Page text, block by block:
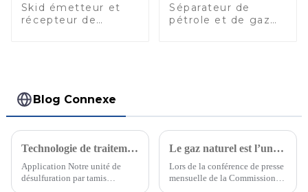
Skid émetteur et
récepteur de
Séparateur de
pétrole et de gaz
Blog Connexe
Technologie de traitement du gaz naturel par tamis moléculaire (2)
Application Notre unité de
désulfuration par tamis
Le gaz naturel est l’une des sources d’énergie les plus importantes
Lors de la conférence de presse
mensuelle de la Commission